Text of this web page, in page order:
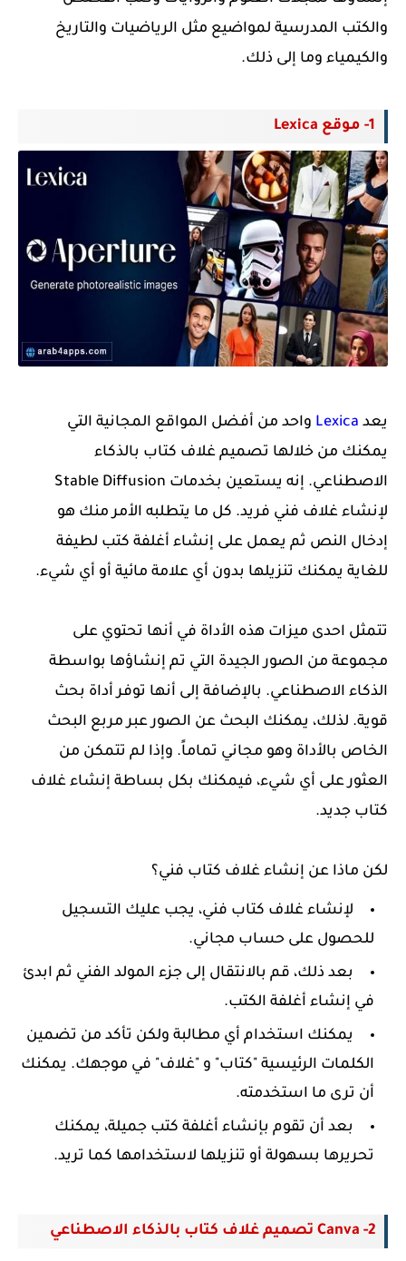
والكتب المدرسية لمواضيع مثل الرياضيات والتاريخ
والكيمياء وما إلى ذلك.
1- موقع Lexica
يعد Lexica واحد من أفضل المواقع المجانية التي
يمكنك من خلالها تصميم غلاف كتاب بالذكاء
الاصطناعي. إنه يستعين بخدمات Stable Diffusion
لإنشاء غلاف فني فريد. كل ما يتطلبه الأمر منك هو
إدخال النص ثم يعمل على إنشاء أغلفة كتب لطيفة
للغاية يمكنك تنزيلها بدون أي علامة مائية أو أي شيء.
تتمثل احدى ميزات هذه الأداة في أنها تحتوي على
مجموعة من الصور الجيدة التي تم إنشاؤها بواسطة
الذكاء الاصطناعي. بالإضافة إلى أنها توفر أداة بحث
قوية. لذلك، يمكنك البحث عن الصور عبر مربع البحث
الخاص بالأداة وهو مجاني تماماً. وإذا لم تتمكن من
العثور على أي شيء، فيمكنك بكل بساطة إنشاء غلاف
كتاب جديد.
لكن ماذا عن إنشاء غلاف كتاب فني؟
لإنشاء غلاف كتاب فني، يجب عليك التسجيل
للحصول على حساب مجاني.
بعد ذلك، قم بالانتقال إلى جزء المولد الفني ثم ابدئ
في إنشاء أغلفة الكتب.
يمكنك استخدام أي مطالبة ولكن تأكد من تضمين
الكلمات الرئيسية "كتاب" و "غلاف" في موجهك. يمكنك
أن ترى ما استخدمته.
بعد أن تقوم بإنشاء أغلفة كتب جميلة، يمكنك
تحريرها بسهولة أو تنزيلها لاستخدامها كما تريد.
2- Canva تصميم غلاف كتاب بالذكاء الاصطناعي